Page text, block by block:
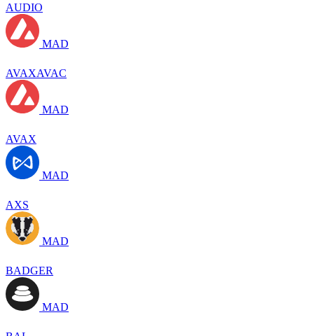
AUDIO
MAD
AVAXAVAC
MAD
AVAX
MAD
AXS
MAD
BADGER
MAD